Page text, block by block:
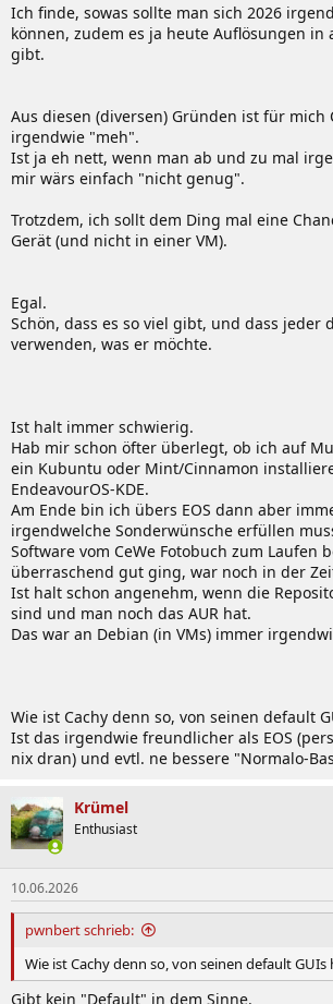
Ich finde, sowas sollte man sich 2026
können, zudem es ja heute Auflösungen in
gibt.
Aus diesen (diversen) Gründen ist für mich
irgendwie "meh".
Ist ja eh nett, wenn man ab und zu mal
mir wärs einfach "nicht genug".
Trotzdem, ich sollt dem Ding mal eine
Gerät (und nicht in einer VM).
Egal.
Schön, dass es so viel gibt, und dass jeder
verwenden, was er möchte.
Ist halt immer schwierig.
Hab mir schon öfter überlegt, ob ich auf
ein Kubuntu oder Mint/Cinnamon
EndeavourOS-KDE.
Am Ende bin ich übers EOS dann aber
irgendwelche Sonderwünsche erfüllen
Software vom CeWe Fotobuch zum Laufen
überraschend gut ging, war noch in der
Ist halt schon angenehm, wenn die
sind und man noch das AUR hat.
Das war an Debian (in VMs) immer
Wie ist Cachy denn so, von seinen default
Ist das irgendwie freundlicher als EOS
nix dran) und evtl. ne bessere "Normalo-
Krümel
Enthusiast
10.06.2026
pwnbert schrieb:
Wie ist Cachy denn so, von seinen default GUIs
Gibt kein "Default" in dem Sinne.